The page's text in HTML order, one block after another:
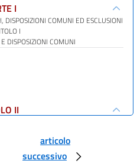
I
DISPOSIZIONI COMUNI ED ESCLUSIONI
I
DISPOSIZIONI COMUNI
II
articolo
successivo